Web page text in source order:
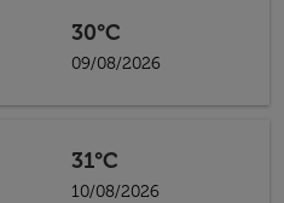
30°C
09/08/2026
31°C
10/08/2026